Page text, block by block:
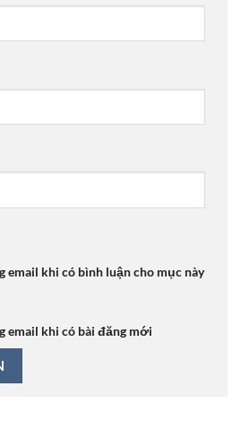
email khi có bình luận cho mục này
email khi có bài đăng mới